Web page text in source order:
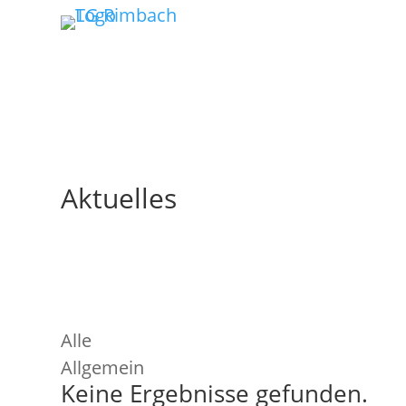
Aktuelles
Alle
Allgemein
Keine Ergebnisse gefunden.